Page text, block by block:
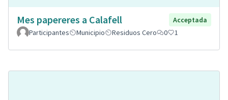
Mes papereres a Calafell
Acceptada
Participantes
Municipio Residuos Cero 0 1